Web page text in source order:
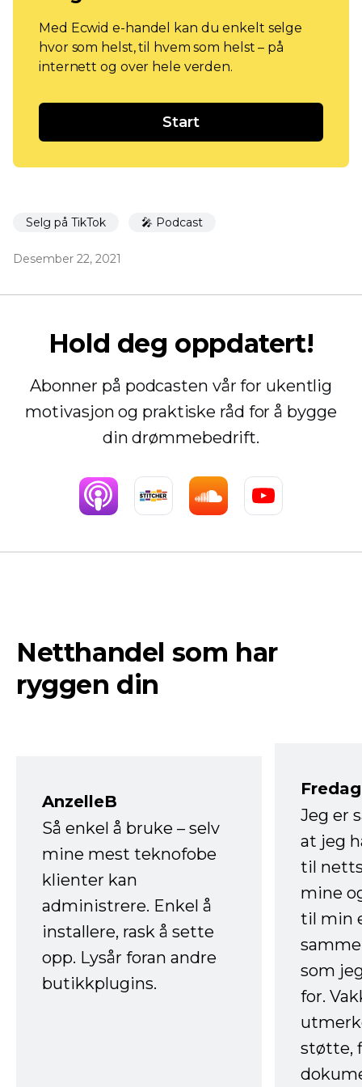
Med Ecwid e-handel kan du enkelt selge
hvor som helst, til hvem som helst – på
internett og over hele verden.
Start
Selg på TikTok 🎤 Podcast
Desember 22, 2021
Hold deg oppdatert!
Abonner på podcasten vår for ukentlig
motivasjon og praktiske råd for å bygge
din drømmebedrift.
Netthandel som har
ryggen din
AnzelleB
Så enkel å bruke – selv
mine mest teknofobe
klienter kan
administrere. Enkel å
installere, rask å sette
opp. Lysår foran andre
butikkplugins.
Jeg er
at jeg
til
mine
til min
som
for.
støtte,